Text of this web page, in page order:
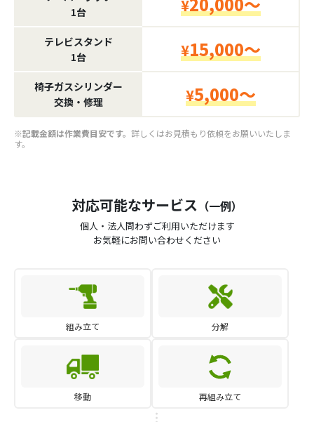
1台
¥
テレビスタンド
1台
¥15,000～
椅子ガスシリンダー
交換・修理
¥5,000～
※記載金額は作業費目安です。 詳しくはお見積もり依頼をお願いいたしま
す。
対応可能なサービス （一例）
個人・法人問わずご利用いただけます
お気軽にお問い合わせください
組み立て 分解
移動 再組み立て